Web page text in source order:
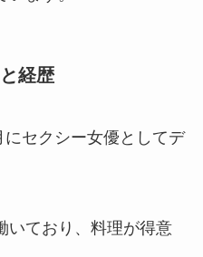
経歴
セクシー女優としてデ
いており、料理が得意